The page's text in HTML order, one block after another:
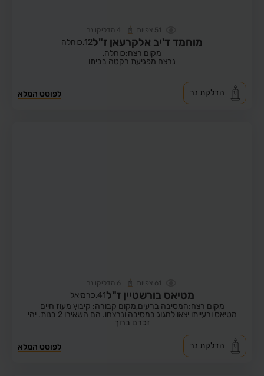
51 צפיות 4 הדליקו נר
מוחמד ד'יב אלקרעאן ז"ל12, כוחלה
מקום רצח:כוחלה,
נרצח מפגיעת רקטה בביתו
לפוסט המלא הדלקת נר
61 צפיות 6 הדליקו נר
מטיאס בורשטיין ז"ל41, כרמיאל
מקום רצח:המסיבה ברעים,מקום קבורה: קיבוץ מעוז חיים
מטיאס ורעייתו יצאו לחגוג במסיבה ונרצחו. הם השאירו 2 בנות. יהי
זכרם ברוך
לפוסט המלא הדלקת נר